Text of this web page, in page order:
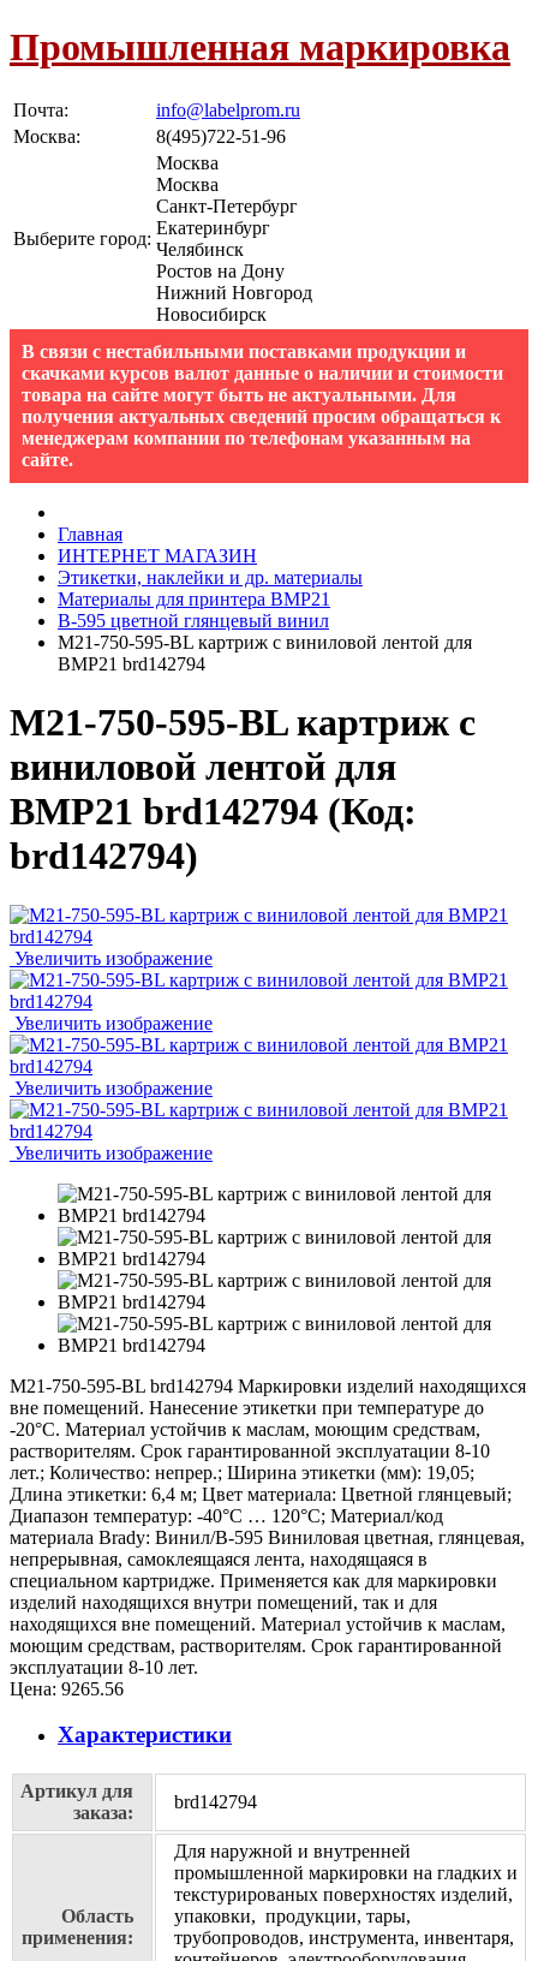
Промышленная маркировка
Почта:
info@labelprom.ru
Москва: 8(495)722-51-96
Выберите город:
Москва
Москва
Санкт-Петербург
Екатеринбург
Челябинск
Ростов на Дону
Нижний Новгород
Новосибирск
В связи с нестабильными поставками продукции и
скачками курсов валют данные о наличии и стоимости
товара на сайте могут быть не актуальными. Для
получения актуальных сведений просим обращаться к
менеджерам компании по телефонам указанным на
сайте.
Главная
ИНТЕРНЕТ МАГАЗИН
Этикетки, наклейки и др. материалы
Материалы для принтера BMP21
B-595 цветной глянцевый винил
M21-750-595-BL картриж с виниловой лентой для
BMP21 brd142794
M21-750-595-BL картриж с
виниловой лентой для
BMP21 brd142794 (Код:
brd142794)
Увеличить изображение
Увеличить изображение
Увеличить изображение
Увеличить изображение
M21-750-595-BL brd142794 Маркировки изделий находящихся
вне помещений. Нанесение этикетки при температуре до
-20°C. Материал устойчив к маслам, моющим средствам,
растворителям. Срок гарантированной эксплуатации 8-10
лет.; Количество: непрер.; Ширина этикетки (мм): 19,05;
Длина этикетки: 6,4 м; Цвет материала: Цветной глянцевый;
Диапазон температур: -40°C … 120°C; Материал/код
материала Brady: Винил/В-595 Виниловая цветная, глянцевая,
непрерывная, самоклеящаяся лента, находящаяся в
специальном картридже. Применяется как для маркировки
изделий находящихся внутри помещений, так и для
находящихся вне помещений. Материал устойчив к маслам,
моющим средствам, растворителям. Срок гарантированной
эксплуатации 8-10 лет.
Цена: 9265.56
Характеристики
Артикул для
заказа:
brd142794
Область
применения:
Для наружной и внутренней
промышленной маркировки на гладких и
текстурированых поверхностях изделий,
упаковки, продукции, тары,
трубопроводов, инструмента, инвентаря,